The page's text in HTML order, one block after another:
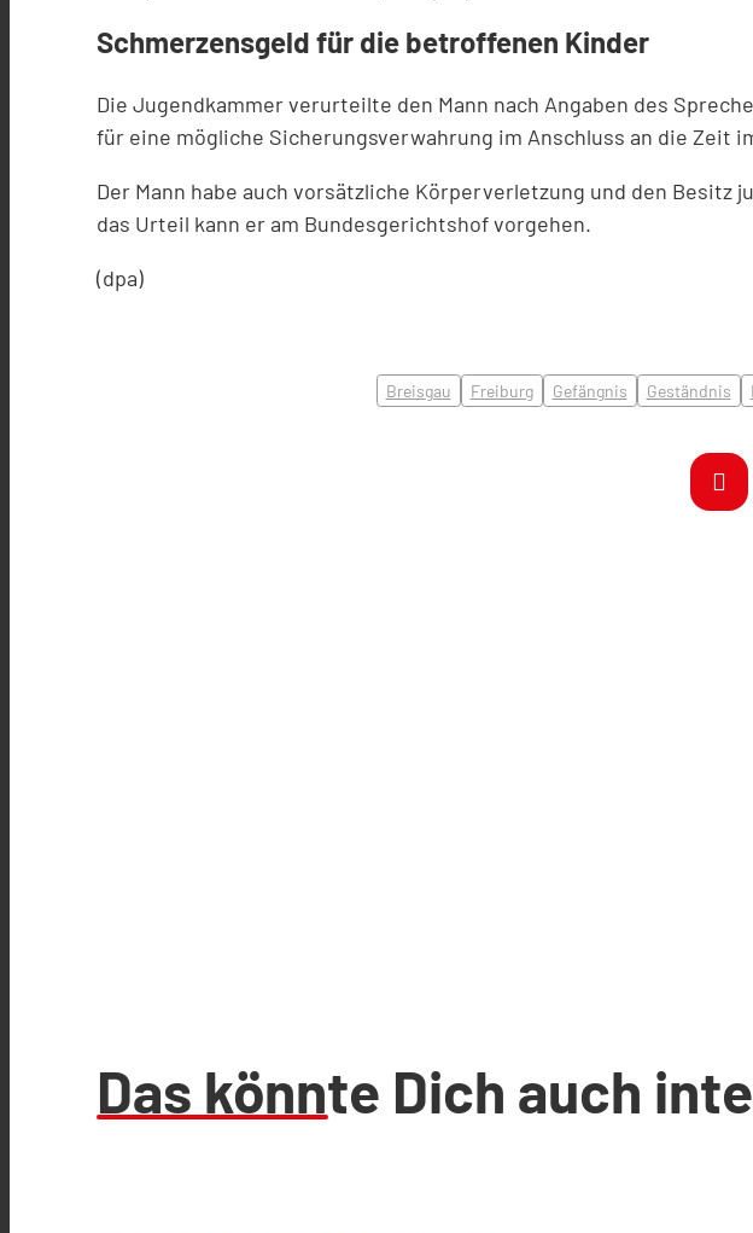
Schmerzensgeld für die betroffenen Kinder
Die Jugendkammer verurteilte den Mann nach Angaben des
für eine mögliche Sicherungsverwahrung im Anschluss an die Zeit
Der Mann habe auch vorsätzliche Körperverletzung und den
das Urteil kann er am Bundesgerichtshof vorgehen.
(dpa)
Breisgau Freiburg Gefängnis Geständnis
Das könnte Dich auch